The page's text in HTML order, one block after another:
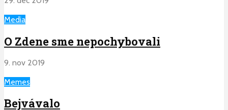
Media
O Zdene sme nepochybovali
9. nov 2019
Memes
Bejvávalo